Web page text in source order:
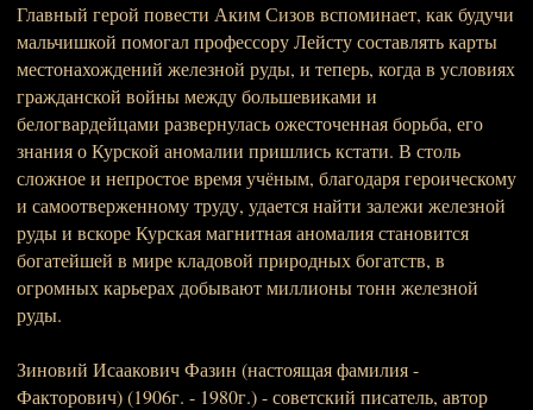
Главный герой повести Аким Сизов вспоминает, как будучи
мальчишкой помогал профессору Лейсту составлять карты
местонахождений железной руды, и теперь, когда в условиях
гражданской войны между большевиками и
белогвардейцами развернулась ожесточенная борьба, его
знания о Курской аномалии пришлись кстати. В столь
сложное и непростое время учёным, благодаря героическому
и самоотверженному труду, удается найти залежи железной
руды и вскоре Курская магнитная аномалия становится
богатейшей в мире кладовой природных богатств, в
огромных карьерах добывают миллионы тонн железной
руды.
Зиновий Исаакович Фазин (настоящая фамилия -
Факторович) (1906г. - 1980г.) - советский писатель, автор